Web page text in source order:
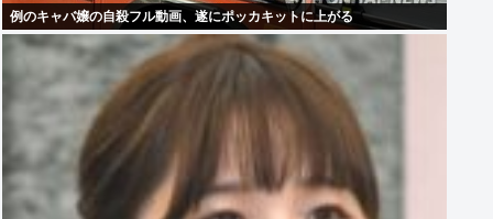
例のキャバ嬢の自殺フル動画、遂にポッカキットに上がる